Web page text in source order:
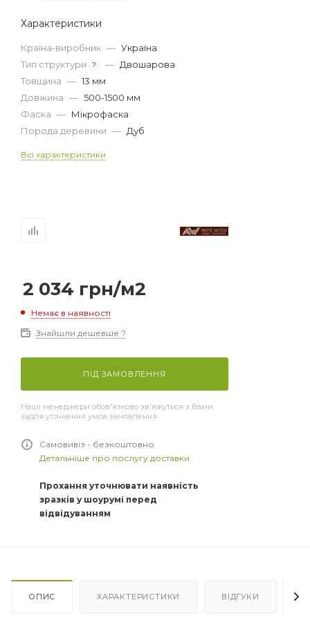
Характеристики
Країна-виробник — Україна
Тип структури
? — Двошарова
Товщина — 13 мм
Довжина — 500-1500 мм
Фаска — Мікрофаска
Порода деревини — Дуб
Всі характеристики
2 034 грн/м2
Немає в наявності
Знайшли дешевше ?
ПІД ЗАМОВЛЕННЯ
Наші менеджери обов'язково зв'яжуться з Вами
задля уточнення умов замовлення
Самовивіз - безкоштовно
Детальніше про послугу доставки
Прохання уточнювати наявність
зразків у шоурумі перед
відвідуванням
ОПИС ХАРАКТЕРИСТИКИ ВІДГУКИ